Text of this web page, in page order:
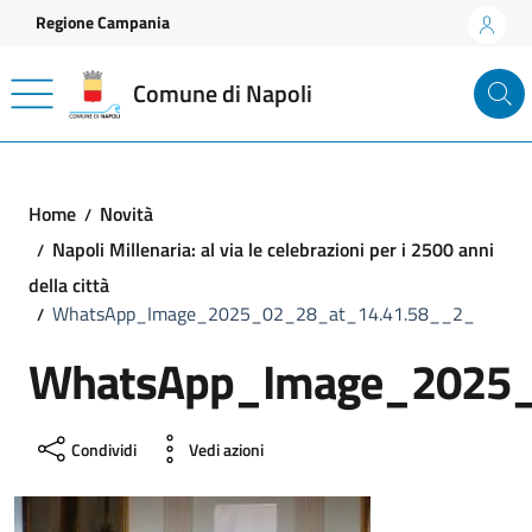
Vai ai contenuti
Vai al footer
Regione Campania
Comune di Napoli
Home
Novità
Napoli Millenaria: al via le celebrazioni per i 2500 anni
della città
WhatsApp_Image_2025_02_28_at_14.41.58__2_
Condividi Vedi azioni